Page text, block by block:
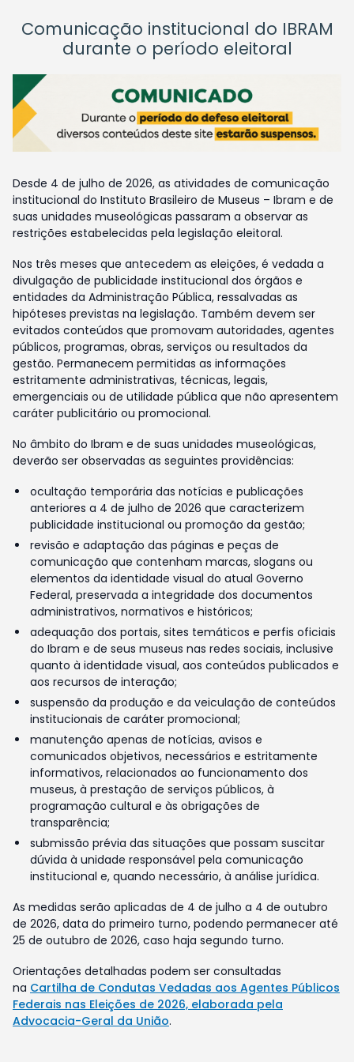
Comunicação institucional do IBRAM
durante o período eleitoral
Desde 4 de julho de 2026, as atividades de comunicação
institucional do Instituto Brasileiro de Museus – Ibram e de
suas unidades museológicas passaram a observar as
restrições estabelecidas pela legislação eleitoral.
Nos três meses que antecedem as eleições, é vedada a
divulgação de publicidade institucional dos órgãos e
entidades da Administração Pública, ressalvadas as
hipóteses previstas na legislação. Também devem ser
evitados conteúdos que promovam autoridades, agentes
públicos, programas, obras, serviços ou resultados da
gestão. Permanecem permitidas as informações
estritamente administrativas, técnicas, legais,
emergenciais ou de utilidade pública que não apresentem
caráter publicitário ou promocional.
No âmbito do Ibram e de suas unidades museológicas,
deverão ser observadas as seguintes providências:
ocultação temporária das notícias e publicações
anteriores a 4 de julho de 2026 que caracterizem
publicidade institucional ou promoção da gestão;
revisão e adaptação das páginas e peças de
comunicação que contenham marcas, slogans ou
elementos da identidade visual do atual Governo
Federal, preservada a integridade dos documentos
administrativos, normativos e históricos;
adequação dos portais, sites temáticos e perfis oficiais
do Ibram e de seus museus nas redes sociais, inclusive
quanto à identidade visual, aos conteúdos publicados e
aos recursos de interação;
suspensão da produção e da veiculação de conteúdos
institucionais de caráter promocional;
manutenção apenas de notícias, avisos e
comunicados objetivos, necessários e estritamente
informativos, relacionados ao funcionamento dos
museus, à prestação de serviços públicos, à
programação cultural e às obrigações de
transparência;
submissão prévia das situações que possam suscitar
dúvida à unidade responsável pela comunicação
institucional e, quando necessário, à análise jurídica.
As medidas serão aplicadas de 4 de julho a 4 de outubro
de 2026, data do primeiro turno, podendo permanecer até
25 de outubro de 2026, caso haja segundo turno.
Orientações detalhadas podem ser consultadas
na Cartilha de Condutas Vedadas aos Agentes Públicos
Federais nas Eleições de 2026, elaborada pela
Advocacia-Geral da União.